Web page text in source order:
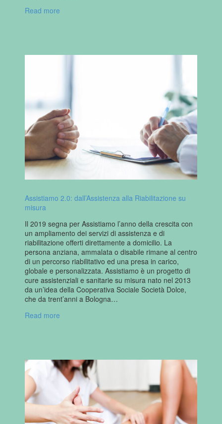
Read more
Assistiamo 2.0: dall’Assistenza alla Riabilitazione su
misura
Il 2019 segna per Assistiamo l’anno della crescita con
un ampliamento dei servizi di assistenza e di
riabilitazione offerti direttamente a domicilio. La
persona anziana, ammalata o disabile rimane al centro
di un percorso riabilitativo ed una presa in carico,
globale e personalizzata. Assistiamo è un progetto di
cure assistenziali e sanitarie su misura nato nel 2013
da un’idea della Cooperativa Sociale Società Dolce,
che da trent’anni a Bologna…
Read more